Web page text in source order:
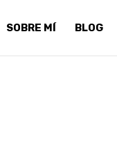
SOBRE MÍ BLOG